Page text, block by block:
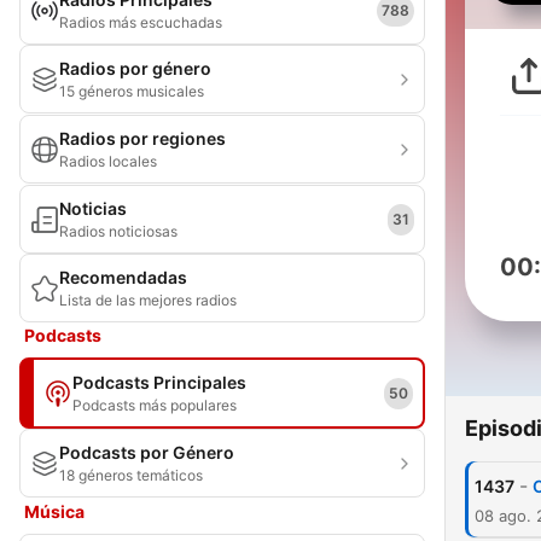
Radios más escuchadas
788
Radios por género
15 géneros musicales
Radios por regiones
Radios locales
Noticias
Radios noticiosas
31
Recomendadas
Lista de las mejores radios
Podcasts
Podcasts Principales
Podcasts más populares
50
Podcasts por Género
18 géneros temáticos
Música
1437 -
08 ago.